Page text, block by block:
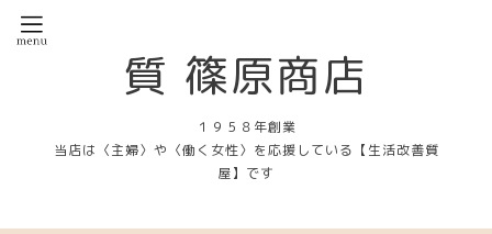
質 篠原商店
１９５８年創業
当店は〈主婦〉や〈働く女性〉を応援している【生活改善質
屋】です